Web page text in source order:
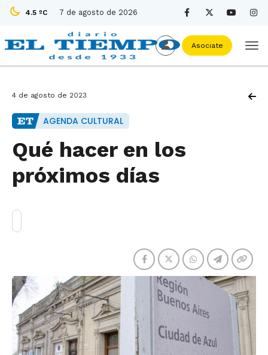
4.5 ºC 7 de agosto de 2026
Asociate
4 de agosto de 2023
AGENDA CULTURAL
Qué hacer en los
próximos días